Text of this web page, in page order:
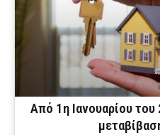
Από 1η Ιανουαρίου